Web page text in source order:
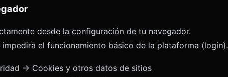
desde la configuración de tu navegador.
el funcionamiento básico de la plataforma (login).
→ Cookies y otros datos de sitios